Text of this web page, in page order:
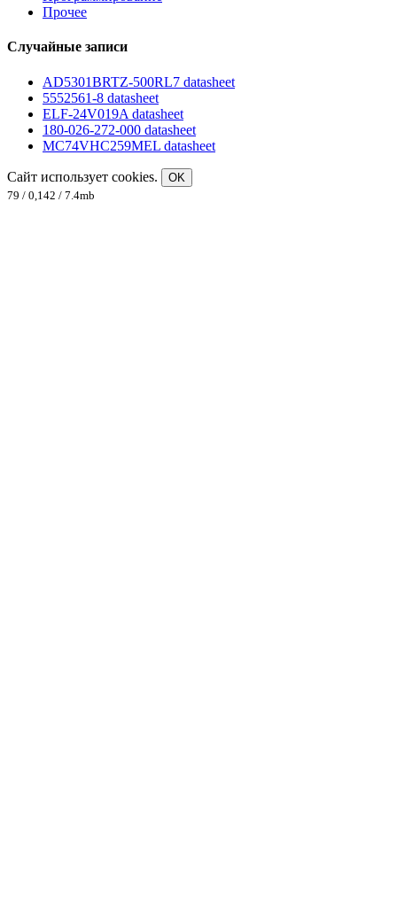
Прочее
Случайные записи
AD5301BRTZ-500RL7 datasheet
5552561-8 datasheet
ELF-24V019A datasheet
180-026-272-000 datasheet
MC74VHC259MEL datasheet
Сайт использует cookies.
OK
79 / 0,142 / 7.4mb